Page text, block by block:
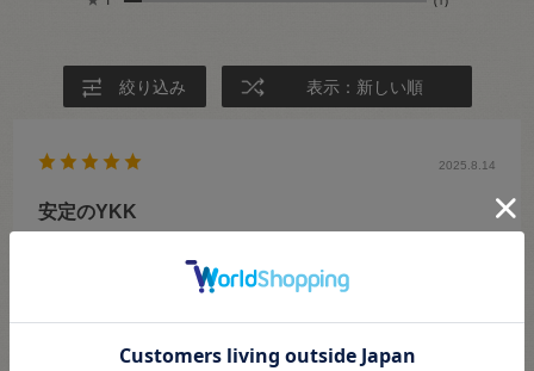
絞り込み 表示：新しい順
2025.8.14
安定のYKK